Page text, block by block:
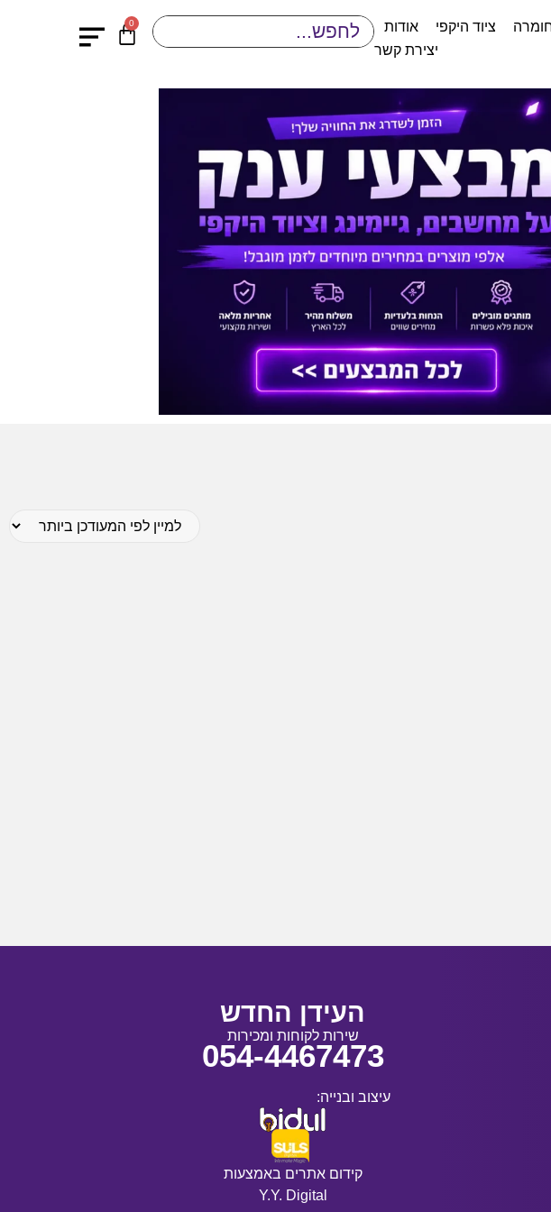
ציוד היקפי
אודות
יצירת קשר
0
העידן החדש
שירות לקוחות ומכירות
054-4467473
עיצוב ובנייה:
קידום אתרים באמצעות
Y.Y. Digital